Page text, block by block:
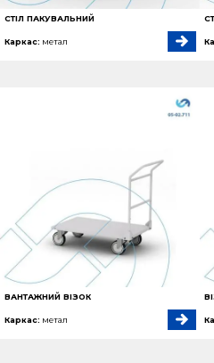
СТІЛ ПАКУВАЛЬНИЙ
Каркас: метал
ВАНТАЖНИЙ ВІЗОК
Каркас: метал